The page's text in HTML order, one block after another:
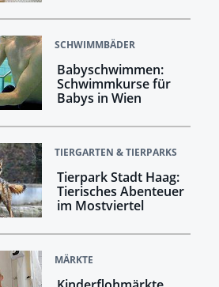
SCHWIMMBÄDER
Babyschwimmen:
Schwimmkurse für
Babys in Wien
TIERGARTEN & TIERPARKS
Tierpark Stadt Haag:
Tierisches Abenteuer
im Mostviertel
MÄRKTE